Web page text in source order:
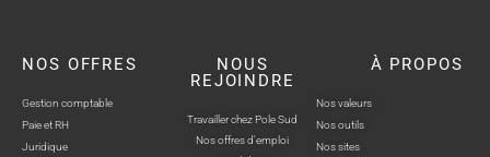
NOS OFFRES
Gestion comptable
Paie et RH
Juridique
NOUS
REJOINDRE
Travailler chez Pole Sud
Nos offres d'emploi
À PROPOS
Nos valeurs
Nos outils
Nos sites